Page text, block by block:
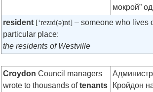
мокрой”
resident [‘rezɪd(ə)nt] – someone who lives
particular place:
the residents of Westville
Croydon Council managers
wrote to thousands oftenants
Кройдон